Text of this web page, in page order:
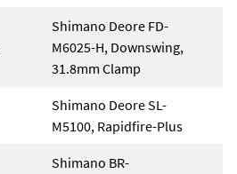
Shimano Deore FD-
M6025-H, Downswing,
31.8mm Clamp
Shimano Deore SL-
M5100, Rapidfire-Plus
Shimano BR-